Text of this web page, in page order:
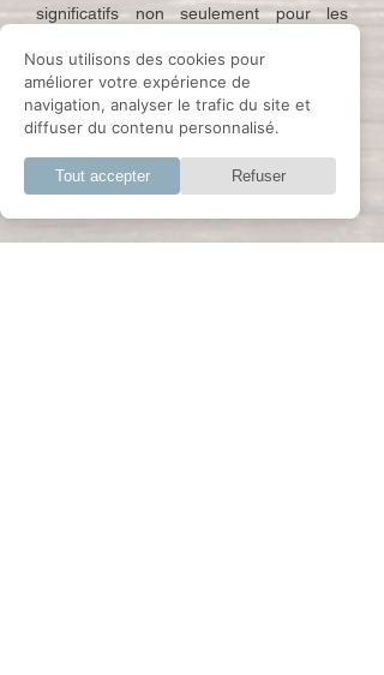
Nous utilisons des cookies pour
améliorer votre expérience de
navigation, analyser le trafic du site et
diffuser du contenu personnalisé.
Tout accepter Refuser
significatifs non seulement pour les
l'environnement et les utilisateurs finaux,
en optimisant la durabilité et l'efficacité
de ces sources d'énergie essentielles.